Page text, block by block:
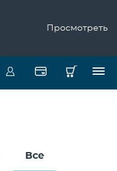
Просмотреть
Все